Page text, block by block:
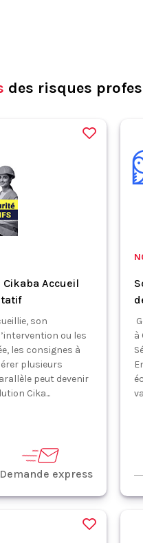
des risques
Accueil
son
ou les
les consignes à
plusieurs
peut devenir
Cika...
Demande express
à